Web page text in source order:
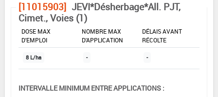
[11015903] JEVI*Désherbage*All. PJT,
Cimet., Voies (1)
DOSE MAX
D'EMPLOI
NOMBRE MAX
D'APPLICATION
DÉLAIS AVANT
RÉCOLTE
8 L/ha - -
INTERVALLE MINIMUM ENTRE APPLICATIONS :